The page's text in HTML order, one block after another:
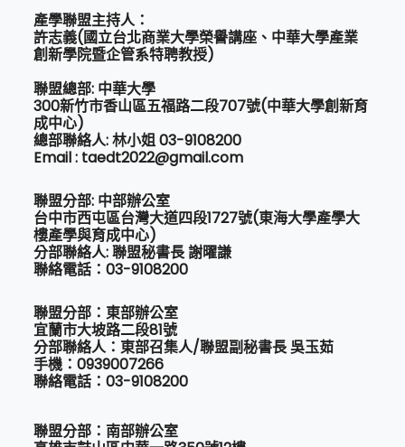
產學聯盟主持人：
許志義(國立台北商業大學榮譽講座、中華大學產業
創新學院暨企管系特聘教授)
聯盟總部: 中華大學
300新竹市香山區五福路二段707號(中華大學創新育
成中心)
總部聯絡人: 林小姐 03-9108200
Email : taedt2022@gmail.com
聯盟分部: 中部辦公室
台中市西屯區台灣大道四段1727號(東海大學產學大
樓產學與育成中心)
分部聯絡人: 聯盟秘書長 謝曜謙
聯絡電話：03-9108200
聯盟分部：東部辦公室
宜蘭市大坡路二段81號
分部聯絡人：東部召集人/聯盟副秘書長 吳玉茹
手機：0939007266
聯絡電話：03-9108200
聯盟分部：南部辦公室